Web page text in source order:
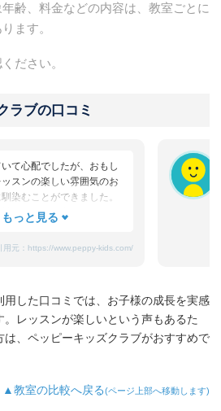
齢、料金などの内容は、教室ごとに
ます。
ださい。
ラブの口コミ
て心配でしたが、おもし
スンの楽しい雰囲気のお
染むことができました。
離れるときに嫌がることも
ときはいつも笑顔です。
せない充実したレッスンだ
ちの子は特に歌やダンス
、よく「Hello～♪」と歌
のを英語で教えてくれるよ
語が身についてきているの
用元： https://www.peppy-kids.com/
した口コミでは、お子様の成長を実感
レッスンが楽しいという声もあるた
、ペッピーキッズクラブがおすすめで
▲教室の比較へ戻る(ページ上部へ移動します)